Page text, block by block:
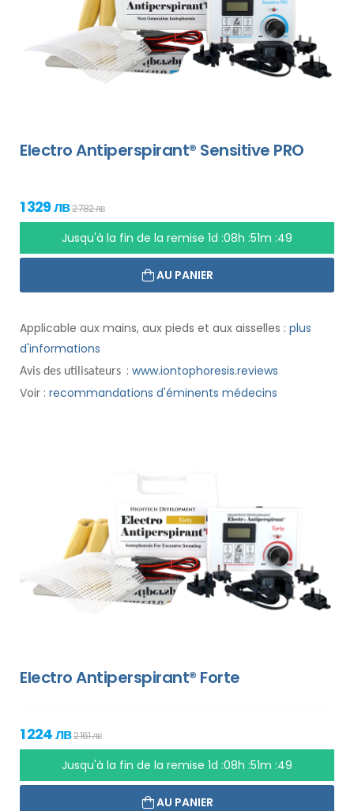
Electro Antiperspirant® Sensitive PRO
1 329 лв2 782 лв
Jusqu'à la fin de la remise 1d :08h :51m :48
AU PANIER
Applicable aux mains, aux pieds et aux aisselles : plus
d'informations
Avis des utilisateurs : www.iontophoresis.reviews
Voir : recommandations d'éminents médecins
Electro Antiperspirant® Forte
1 224 лв2 161 лв
Jusqu'à la fin de la remise 1d :08h :51m :48
AU PANIER